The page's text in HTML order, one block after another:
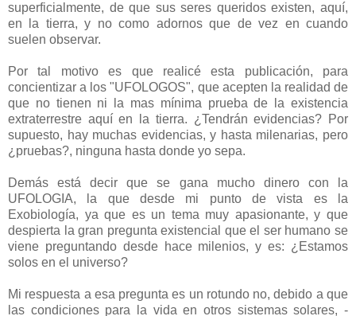
superficialmente, de que sus seres queridos existen, aquí,
en la tierra, y no como adornos que de vez en cuando
suelen observar.
Por tal motivo es que realicé esta publicación, para
concientizar a los "UFOLOGOS", que acepten la realidad de
que no tienen ni la mas mínima prueba de la existencia
extraterrestre aquí en la tierra. ¿Tendrán evidencias? Por
supuesto, hay muchas evidencias, y hasta milenarias, pero
¿pruebas?, ninguna hasta donde yo sepa.
Demás está decir que se gana mucho dinero con la
UFOLOGIA, la que desde mi punto de vista es la
Exobiología, ya que es un tema muy apasionante, y que
despierta la gran pregunta existencial que el ser humano se
viene preguntando desde hace milenios, y es: ¿Estamos
solos en el universo?
Mi respuesta a esa pregunta es un rotundo no, debido a que
las condiciones para la vida en otros sistemas solares, -